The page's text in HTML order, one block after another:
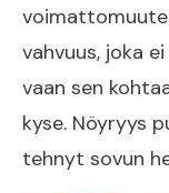
vahvuus, joka
vaan sen
kyse. Nöyryys
tehnyt sovun